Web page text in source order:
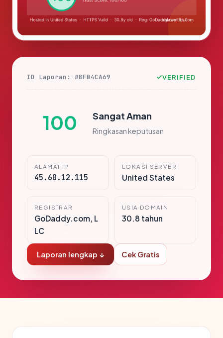
ID Laporan: #8FB4CA69 VERIFIED
100 Sangat Aman
Ringkasan keputusan
ALAMAT IP
45.60.12.115
LOKASI SERVER
United States
REGISTRAR
GoDaddy.com, L
LC
USIA DOMAIN
30.8 tahun
Laporan lengkap ↓ Cek Gratis